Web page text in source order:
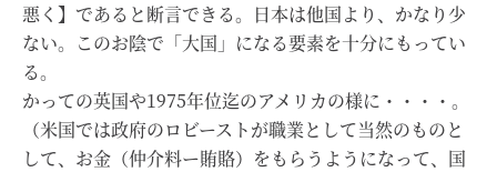
悪く】であると断言できる。日本は他国より、かなり少
ない。このお陰で「大国」になる要素を十分にもってい
る。
かっての英国や1975年位迄のアメリカの様に・・・・。
（米国では政府のロビーストが職業として当然のものと
して、お金（仲介料ー賄賂）をもらうようになって、国